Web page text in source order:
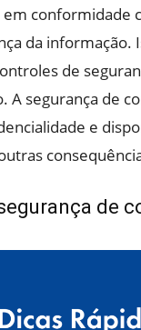
conformidade
da
de
A segurança de
e
de